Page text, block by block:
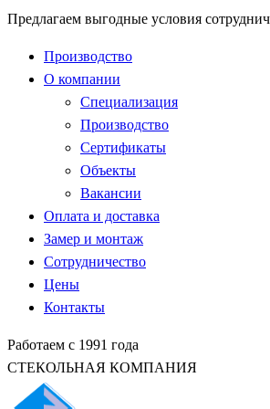
Предлагаем выгодные условия
Производство
О компании
Специализация
Производство
Сертификаты
Объекты
Вакансии
Оплата и доставка
Замер и монтаж
Сотрудничество
Цены
Контакты
Работаем с 1991 года
СТЕКОЛЬНАЯ КОМПАНИЯ